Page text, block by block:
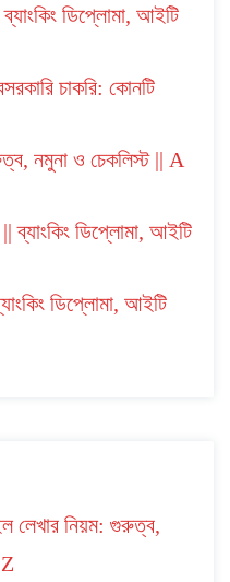
ডিপ্লোমা, আইটি
চাকরি: কোনটি
নমুনা ও চেকলিস্ট || A
|| ব্যাংকিং ডিপ্লোমা, আইটি
ডিপ্লোমা, আইটি
লেখার নিয়ম: গুরুত্ব,